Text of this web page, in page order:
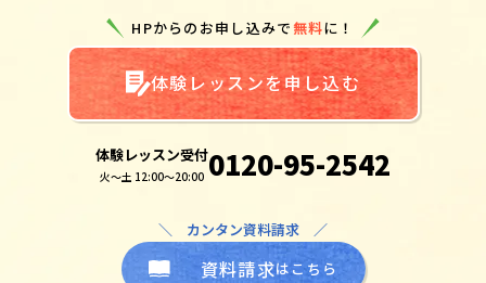
HPからのお申し込みで無料に！
体験レッスンを申し込む
体験レッスン受付
火～土 12:00～20:00 0120-95-2542
＼ カンタン資料請求 ／
資料請求はこちら